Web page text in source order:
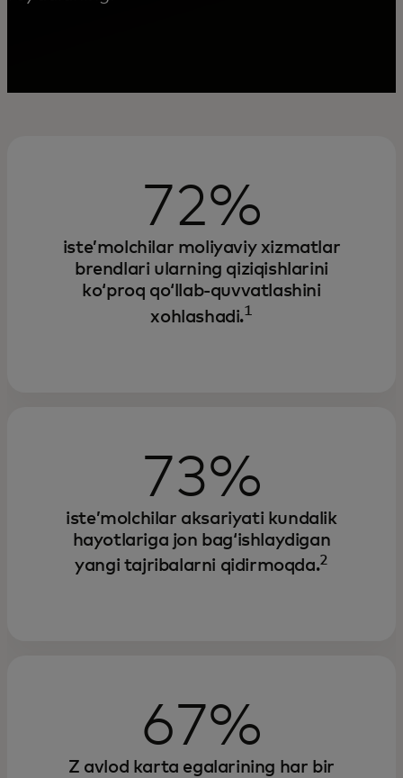
72%
isteʼmolchilar moliyaviy xizmatlar
brendlari ularning qiziqishlarini
koʻproq qoʻllab-quvvatlashini
xohlashadi.1
73%
isteʼmolchilar aksariyati kundalik
hayotlariga jon bagʻishlaydigan
yangi tajribalarni qidirmoqda.2
67%
Z avlod karta egalarining har bir